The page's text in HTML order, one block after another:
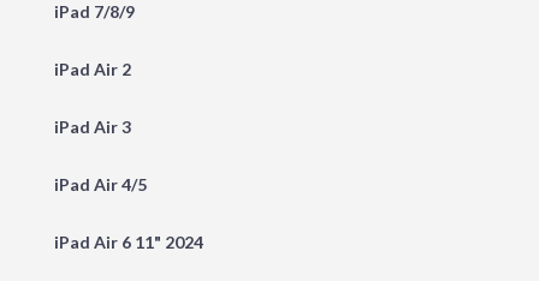
iPad 7/8/9
iPad Air 2
iPad Air 3
iPad Air 4/5
iPad Air 6 11" 2024